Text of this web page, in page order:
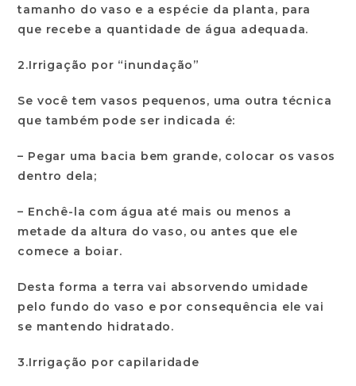
tamanho do vaso e a espécie da planta, para
que recebe a quantidade de água adequada.
2.Irrigação por “inundação”
Se você tem vasos pequenos, uma outra técnica
que também pode ser indicada é:
– Pegar uma bacia bem grande, colocar os vasos
dentro dela;
– Enchê-la com água até mais ou menos a
metade da altura do vaso, ou antes que ele
comece a boiar.
Desta forma a terra vai absorvendo umidade
pelo fundo do vaso e por consequência ele vai
se mantendo hidratado.
3.Irrigação por capilaridade